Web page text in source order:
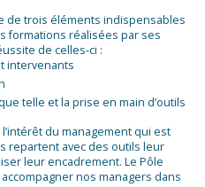
de trois éléments indispensables
formations réalisées par ses
de celles-ci :
intervenants
telle et la prise en main d’outils
du management qui est
repartent avec des outils leur
leur encadrement. Le Pôle
nos managers dans